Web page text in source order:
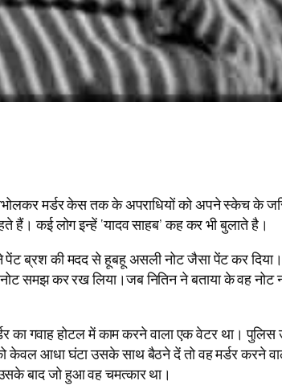
मर्डर केस तक के अपराधियों को अपने स्‍केच के
कई लोग इन्हें ‘यादव साहब’ कह कर भी बुलाते है।
ब्रश की मदद से हूबहू असली नोट जैसा पेंट कर
समझ कर रख लिया।जब नितिन ने बताया के वह नोट
गवाह होटल में काम करने वाला एक वेटर था। पुलिस
केवल आधा घंटा उसके साथ बैठने दें तो वह मर्डर करने
बाद जो हुआ वह चमत्कार था।